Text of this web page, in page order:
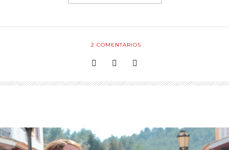
2 COMENTARIOS